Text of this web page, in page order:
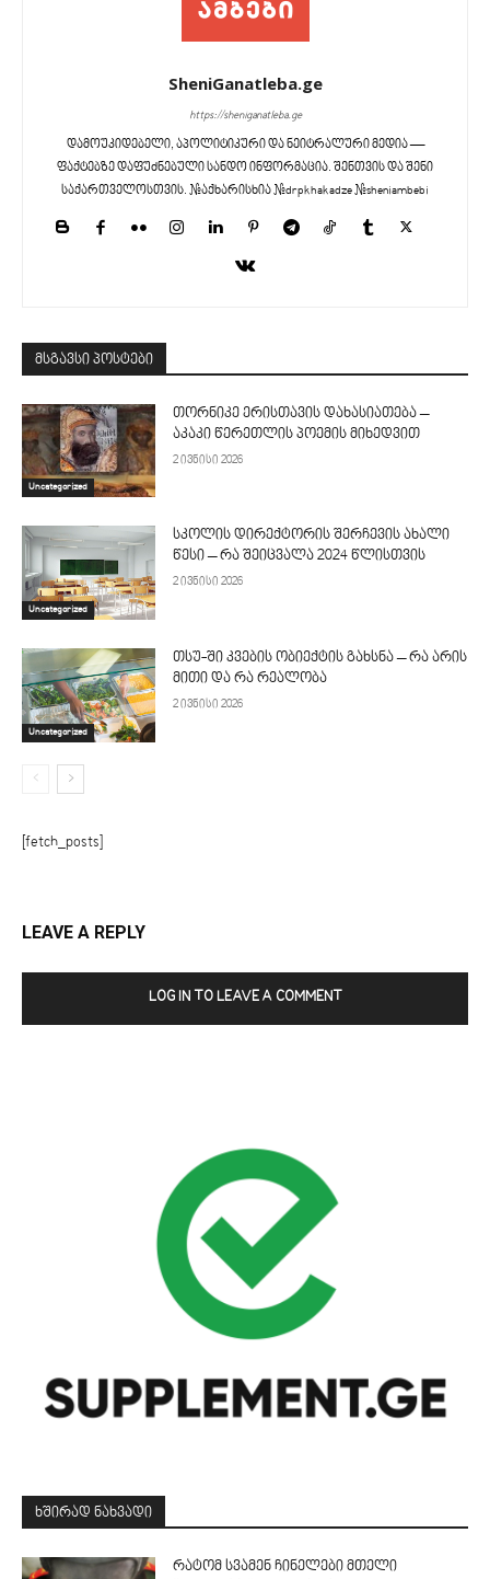
SheniGanatleba.ge
https://sheniganatleba.ge
დამოუკიდებელი, აპოლიტიკური და ნეიტრალური მედია —
ფაქტებზე დაფუძნებული სანდო ინფორმაცია. შენთვის და შენი
საქართველოსთვის. #აქხარისხია #drpkhakadze #sheniambebi
მსგავსი პოსტები
Uncategorized
თორნიკე ერისთავის დახასიათება –
აკაკი წერეთლის პოემის მიხედვით
2 ივნისი 2026
Uncategorized
სკოლის დირექტორის შერჩევის ახალი
წესი – რა შეიცვალა 2024 წლისთვის
2 ივნისი 2026
Uncategorized
თსუ-ში კვების ობიექტის გახსნა – რა არის
მითი და რა რეალობა
2 ივნისი 2026
[fetch_posts]
LEAVE A REPLY
LOG IN TO LEAVE A COMMENT
ᲮᲨᲘᲠᲐᲓ ᲜᲐᲮᲕᲐᲓᲘ
რატომ სვამენ ჩინელები მთელი